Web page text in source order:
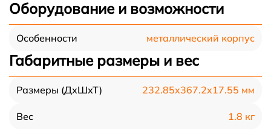
Оборудование и возможности
Особенности металлический корпус
Габаритные размеры и вес
Размеры (ДхШхТ) 232.85x367.2x17.55 мм
Вес 1.8 кг